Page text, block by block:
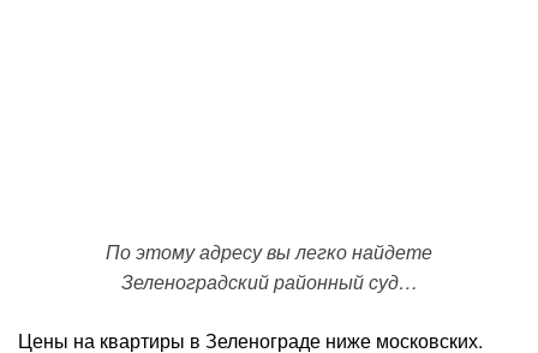
По этому адресу вы легко найдете
Зеленоградский районный суд…
Цены на квартиры в Зеленограде ниже московских.